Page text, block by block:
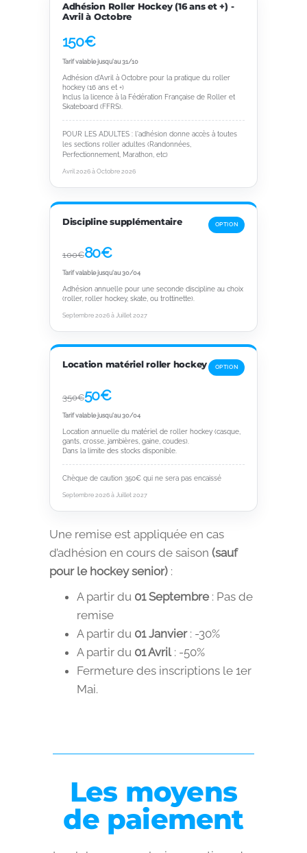
Adhésion Roller Hockey (16 ans et +) -
Avril à Octobre
150€
Tarif valable jusqu'au 31/10
Adhésion d'Avril à Octobre pour la pratique du roller
hockey (16 ans et +)
Inclus la licence à la Fédération Française de Roller et
Skateboard (FFRS).
POUR LES ADULTES : l'adhésion donne accès à toutes
les sections roller adultes (Randonnées,
Perfectionnement, Marathon, etc)
Avril 2026 à Octobre 2026
Discipline supplémentaire OPTION
100€80€
Tarif valable jusqu'au 30/04
Adhésion annuelle pour une seconde discipline au choix
(roller, roller hockey, skate, ou trottinette).
Septembre 2026 à Juillet 2027
Location matériel roller hockey OPTION
350€50€
Tarif valable jusqu'au 30/04
Location annuelle du matériel de roller hockey (casque,
gants, crosse, jambières, gaine, coudes).
Dans la limite des stocks disponible.
Chèque de caution 350€ qui ne sera pas encaissé
Septembre 2026 à Juillet 2027
Une remise est appliquée en cas
d’adhésion en cours de saison (sauf
pour le hockey senior):
A partir du 01 Septembre: Pas de
remise
A partir du 01 Janvier: -30%
A partir du 01 Avril : -50%
Fermeture des inscriptions le 1er
Mai.
Les moyens
de paiement